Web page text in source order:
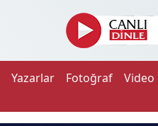
Yazarlar Fotoğraf Video